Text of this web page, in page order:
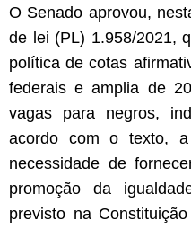
O Senado aprovou,
de lei (PL) 1.958/2021,
política de cotas
federais e amplia de
vagas para negros,
acordo com o texto,
necessidade de
promoção da
previsto na